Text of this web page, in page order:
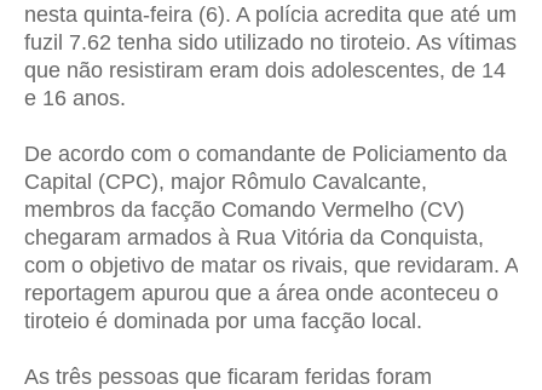
nesta quinta-feira (6). A polícia acredita que até um
fuzil 7.62 tenha sido utilizado no tiroteio. As vítimas
que não resistiram eram dois adolescentes, de 14
e 16 anos.
De acordo com o comandante de Policiamento da
Capital (CPC), major Rômulo Cavalcante,
membros da facção Comando Vermelho (CV)
chegaram armados à Rua Vitória da Conquista,
com o objetivo de matar os rivais, que revidaram. A
reportagem apurou que a área onde aconteceu o
tiroteio é dominada por uma facção local.
As três pessoas que ficaram feridas foram